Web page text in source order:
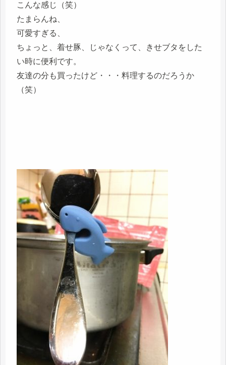
こんな感じ（笑）
たまらんね、
可愛すぎる、
ちょっと、着せ豚、じゃなくって、きせブタをした
い時に便利です。
友達の分も買ったけど・・・料理するのだろうか
（笑）